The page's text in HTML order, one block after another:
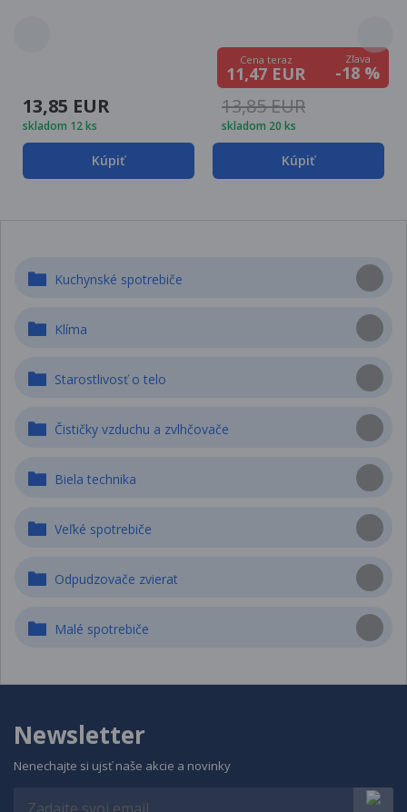
13,85 EUR
skladom 12 ks
Kúpiť
Cena teraz
11,47 EUR
Zľava
-18 %
13,85 EUR
skladom 20 ks
Kúpiť
Kuchynské spotrebiče
Klíma
Starostlivosť o telo
Čističky vzduchu a zvlhčovače
Biela technika
Veľké spotrebiče
Odpudzovače zvierat
Malé spotrebiče
Newsletter
Nenechajte si ujsť naše akcie a novinky